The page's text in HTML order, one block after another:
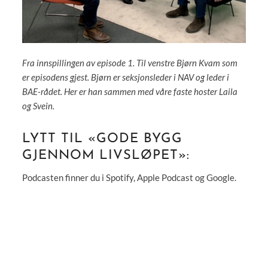
Fra innspillingen av episode 1. Til venstre Bjørn Kvam som
er episodens gjest. Bjørn er seksjonsleder i NAV og leder i
BAE-rådet. Her er han sammen med våre faste hoster Laila
og Svein.
LYTT TIL «GODE BYGG
GJENNOM LIVSLØPET»:
Podcasten finner du i Spotify, Apple Podcast og Google.